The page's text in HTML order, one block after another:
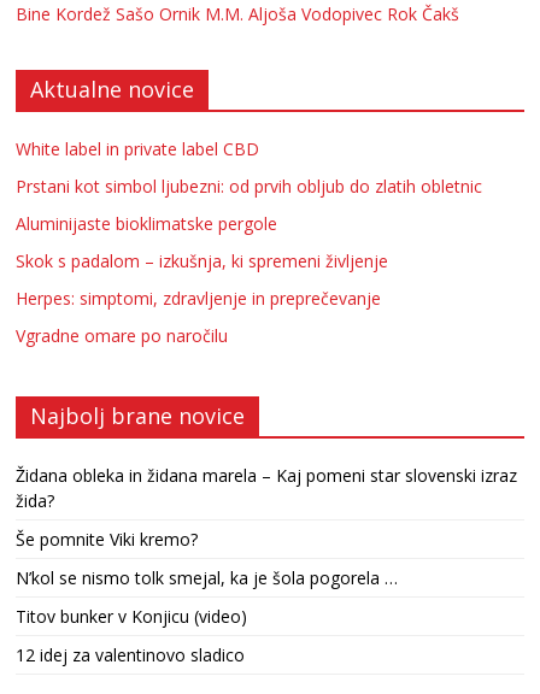
Bine Kordež Sašo Ornik M.M. Aljoša Vodopivec Rok Čakš
Aktualne novice
White label in private label CBD
Prstani kot simbol ljubezni: od prvih obljub do zlatih obletnic
Aluminijaste bioklimatske pergole
Skok s padalom – izkušnja, ki spremeni življenje
Herpes: simptomi, zdravljenje in preprečevanje
Vgradne omare po naročilu
Najbolj brane novice
Židana obleka in židana marela – Kaj pomeni star slovenski izraz
žida?
Še pomnite Viki kremo?
N’kol se nismo tolk smejal, ka je šola pogorela …
Titov bunker v Konjicu (video)
12 idej za valentinovo sladico